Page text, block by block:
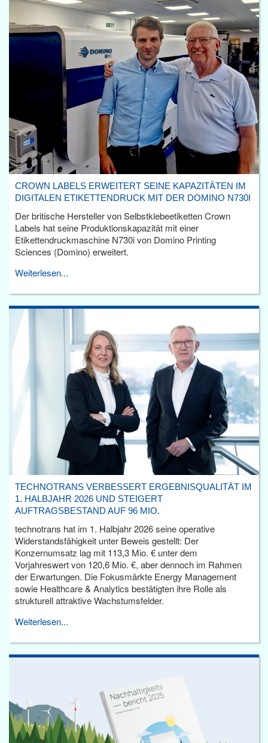
CROWN LABELS ERWEITERT SEINE KAPAZITÄTEN IM
DIGITALEN ETIKETTENDRUCK MIT DER DOMINO N730I
Der britische Hersteller von Selbstklebeetiketten Crown
Labels hat seine Produktionskapazität mit einer
Etikettendruckmaschine N730i von Domino Printing
Sciences (Domino) erweitert.
Weiterlesen...
TECHNOTRANS VERBESSERT ERGEBNISQUALITÄT IM
1. HALBJAHR 2026 UND STEIGERT
AUFTRAGSBESTAND AUF 96 MIO.
technotrans hat im 1. Halbjahr 2026 seine operative
Widerstandsfähigkeit unter Beweis gestellt: Der
Konzernumsatz lag mit 113,3 Mio. € unter dem
Vorjahreswert von 120,6 Mio. €, aber dennoch im Rahmen
der Erwartungen. Die Fokusmärkte Energy Management
sowie Healthcare & Analytics bestätigten ihre Rolle als
strukturell attraktive Wachstumsfelder.
Weiterlesen...